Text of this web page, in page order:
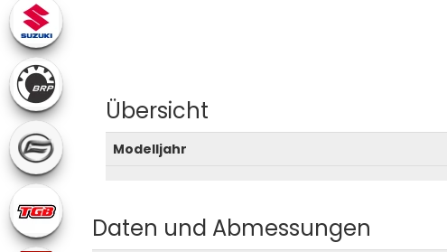
Übersicht
Modelljahr
Daten und Abmessungen